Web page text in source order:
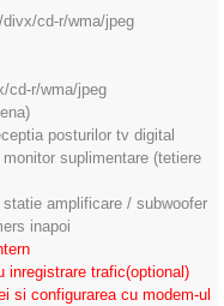
cd-r/wma/jpeg
cd-r/wma/jpeg
posturilor tv digital
suplimentare (tetiere
amplificare / subwoofer
inapoi
inregistrare trafic(optional)
si configurarea cu modem-ul